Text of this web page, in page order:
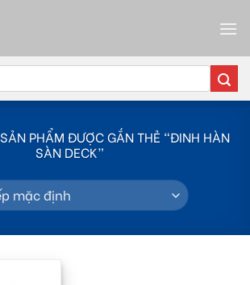
SẢN PHẨM ĐƯỢC GẮN THẺ “ĐINH HÀN
SÀN DECK”